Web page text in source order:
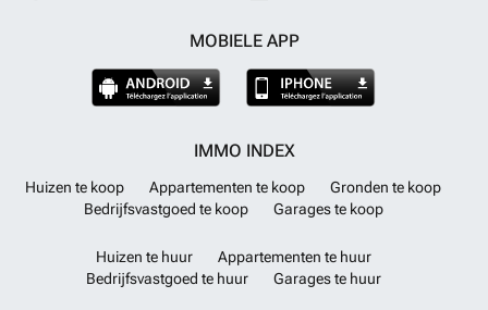
MOBIELE APP
IMMO INDEX
Huizen te koop Appartementen te koop
Gronden te koop
Bedrijfsvastgoed te koop
Garages te koop
Huizen te huur
Appartementen te huur
Bedrijfsvastgoed te huur
Garages te huur